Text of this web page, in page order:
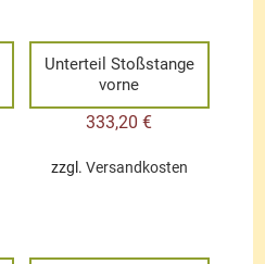
Unterteil Stoßstange
vorne
333,20€
zzgl. Versandkosten